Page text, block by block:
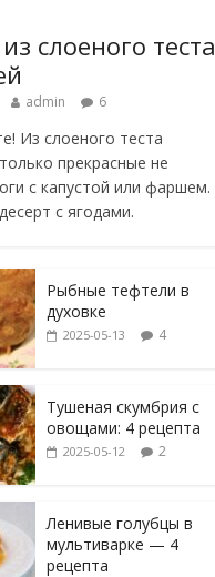
слоеного теста
admin 6
Из слоеного теста
прекрасные не
с капустой или фаршем.
с ягодами.
Рыбные тефтели в
духовке
2025-05-13 4
Тушеная скумбрия с
овощами: 4 рецепта
2025-05-12 2
Ленивые голубцы в
мультиварке — 4
рецепта